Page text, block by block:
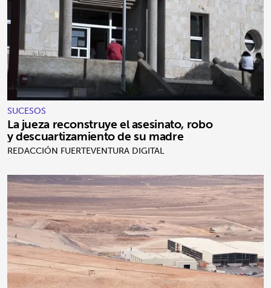
SUCESOS
La jueza reconstruye el asesinato, robo
y descuartizamiento de su madre
REDACCIÓN FUERTEVENTURA DIGITAL